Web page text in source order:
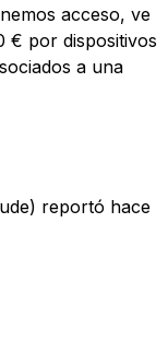
acceso, ve
€ por dispositivos
a una
reportó hace